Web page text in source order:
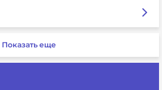
Показать еще